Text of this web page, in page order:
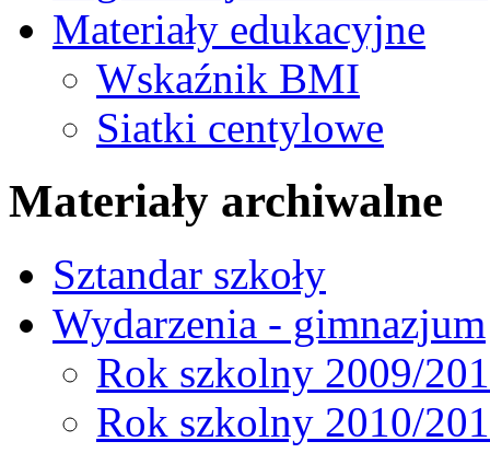
Materiały edukacyjne
Wskaźnik BMI
Siatki centylowe
Materiały archiwalne
Sztandar szkoły
Wydarzenia - gimnazjum
Rok szkolny 2009/
Rok szkolny 2010/